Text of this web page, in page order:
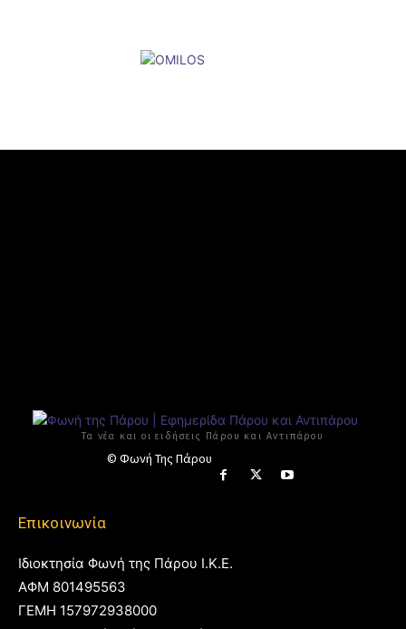
Τα νέα και οι ειδήσεις Πάρου και Αντιπάρου
© Φωνή Της Πάρου
Επικοινωνία
Ιδιοκτησία Φωνή της Πάρου Ι.Κ.Ε.
ΑΦΜ 801495563
ΓΕΜΗ 157972938000